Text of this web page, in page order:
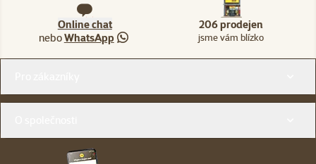
Online chat
neboWhatsApp
206 prodejen
jsme vám blízko